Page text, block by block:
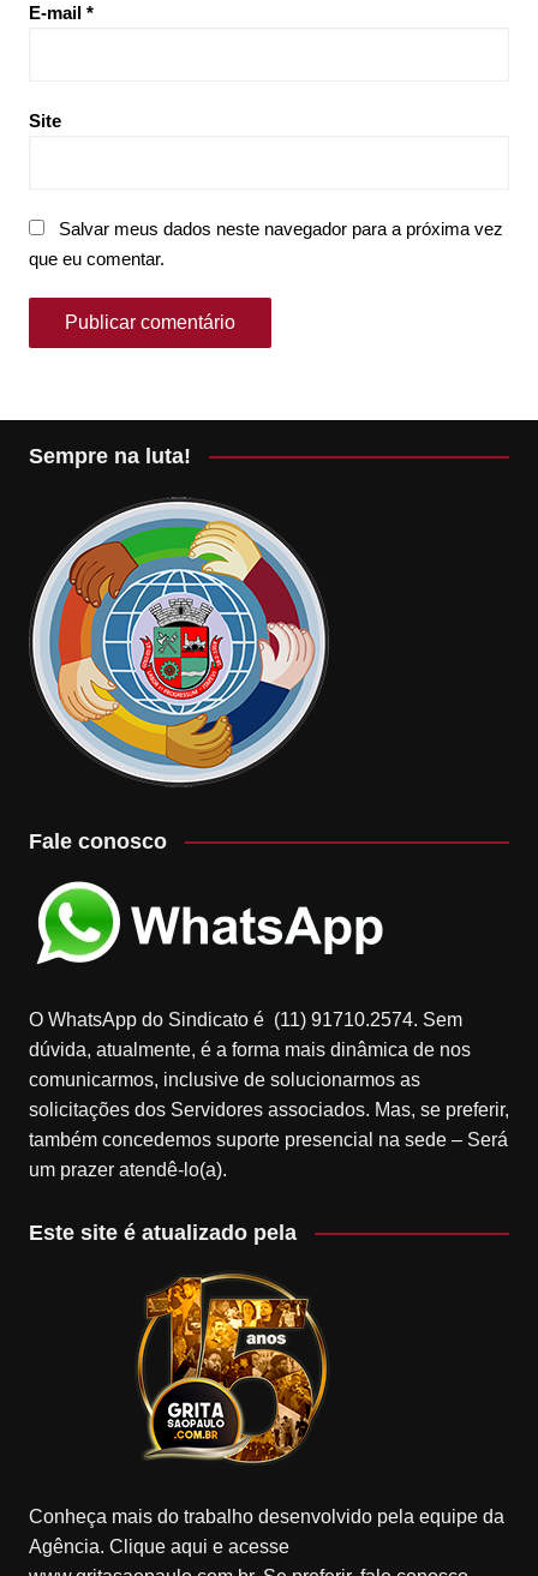
E-mail *
Site
Salvar meus dados neste navegador para a próxima vez
que eu comentar.
Sempre na luta!
Fale conosco
O WhatsApp do Sindicato é (11) 91710.2574. Sem
dúvida, atualmente, é a forma mais dinâmica de nos
comunicarmos, inclusive de solucionarmos as
solicitações dos Servidores associados. Mas, se preferir,
também concedemos suporte presencial na sede – Será
um prazer atendê-lo(a).
Este site é atualizado pela
Conheça mais do trabalho desenvolvido pela equipe da
Agência. Clique aqui e acesse